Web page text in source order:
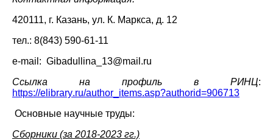
420111, г. Казань, ул. К. Маркса, д. 12
тел.: 8(843) 590-61-11
e-mail : Gibadullina _13@mail .ru
Ссылка на профиль в РИНЦ:
https://elibrary.ru/author items.asp?authorid=906713
Основные научные труды:
Сборники (за 2018-2023 гг.)